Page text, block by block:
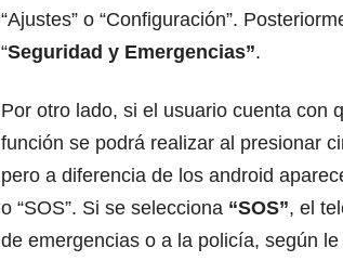
“Ajustes” o “Configuración”.
“Seguridad y Emergencias”.
Por otro lado, si el usuario cuenta con
función se podrá realizar al presionar
pero a diferencia de los android
o “SOS”. Si se selecciona “SOS”, el
de emergencias o a la policía, según